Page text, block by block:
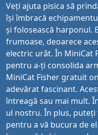
Veți ajuta pisica să
își îmbracă
și folosească harponul.
frumoase, deoarece
electric urât. În MiniCat
pentru a-ți consolida
MiniCat Fisher gratuit
adevărat fascinant.
întreagă sau mai mult.
ul nostru. În plus,
pentru a vă bucura de